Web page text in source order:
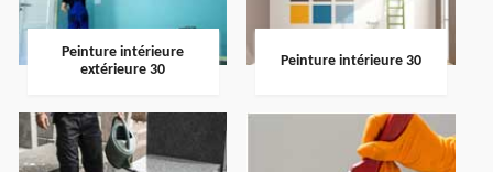
Peinture intérieure
extérieure 30
Peinture intérieure 30